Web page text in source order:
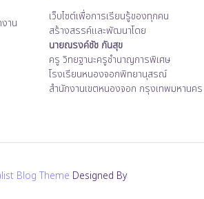
าน
เว็บไซต์เพื่อการเรียนรู้ของทุกคน
สร้างสรรค์และพัฒนาโดย
นายณรงค์ชัช กันสุข
ครู วิทยฐานะครูชำนาญการพิเศษ
โรงเรียนหนองจอกพิทยานุสรณ์
สำนักงานเขตหนองจอก กรุงเทพมหานคร
Blog Theme Designed By